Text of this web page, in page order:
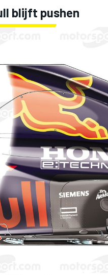
blijft pushen